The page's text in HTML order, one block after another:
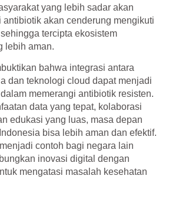
yang lebih sadar akan
antibiotik akan cenderung mengikuti
tercipta ekosistem
lebih aman.
bahwa integrasi antara
dan teknologi cloud dapat menjadi
memerangi antibiotik resisten.
data yang tepat, kolaborasi
edukasi yang luas, masa depan
bisa lebih aman dan efektif.
contoh bagi negara lain
inovasi digital dengan
mengatasi masalah kesehatan